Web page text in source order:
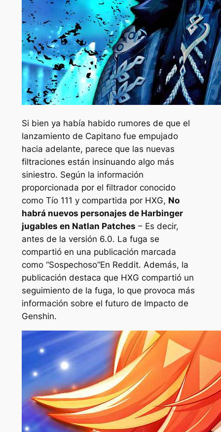
Si bien ya había habido rumores de que el
lanzamiento de Capitano fue empujado
hacia adelante, parece que las nuevas
filtraciones están insinuando algo más
siniestro. Según la información
proporcionada por el filtrador conocido
como Tío 111 y compartida por HXG, No
habrá nuevos personajes de Harbinger
jugables en Natlan Patches – Es decir,
antes de la versión 6.0. La fuga se
compartió en una publicación marcada
como “Sospechoso“En Reddit. Además, la
publicación destaca que HXG compartió un
seguimiento de la fuga, lo que provoca más
información sobre el futuro de Impacto de
Genshin.